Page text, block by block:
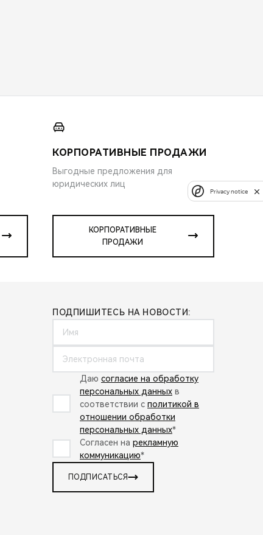
КОРПОРАТИВНЫЕ ПРОДАЖИ
Выгодные предложения для
юридических лиц
КОРПОРАТИВНЫЕ
ПРОДАЖИ
ПОДПИШИТЕСЬ НА НОВОСТИ:
Даю согласие на обработку
персональных данных в
соответствии с политикой в
отношении обработки
персональных данных*
Согласен на рекламную
коммуникацию*
ПОДПИСАТЬСЯ
Privacy notice